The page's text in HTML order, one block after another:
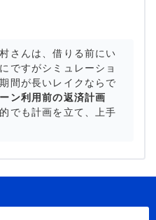
さんは、借りる前にい
ですがシミュレーショ
間が長いレイクならで
ン利用前の返済計画
でも計画を立て、上手